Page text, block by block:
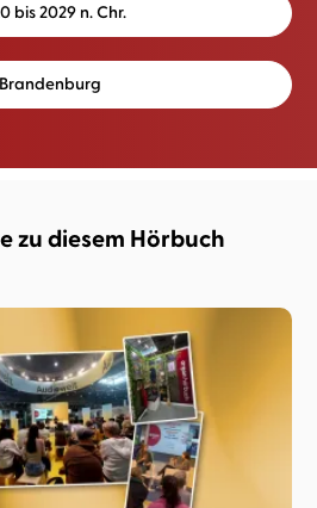
bis 2029 n. Chr.
Brandenburg
zu diesem Hörbuch